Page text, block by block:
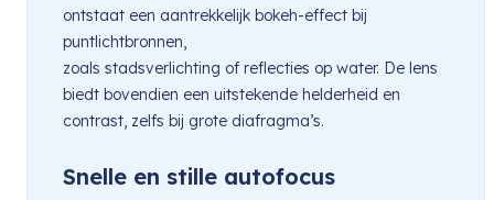
ontstaat een aantrekkelijk bokeh-effect bij
puntlichtbronnen,
zoals stadsverlichting of reflecties op water. De lens
biedt bovendien een uitstekende helderheid en
contrast, zelfs bij grote diafragma’s.
Snelle en stille autofocus